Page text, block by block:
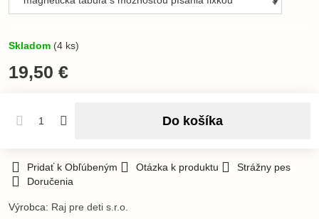
Skladom (4 ks)
19,50 €
Do košíka
Pridať k Obľúbeným Otázka k produktu
Strážny pes
Doručenia
Výrobca: Raj pre deti s.r.o.